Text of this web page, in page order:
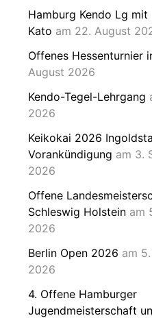
Hamburg Kendo Lg mit
Kato am 22. August
Offenes Hessenturnier
August 2026
Kendo-Tegel-Lehrgang
2026
Keikokai 2026
Vorankündigung am 3.
2026
Offene
Schleswig Holstein am
2026
Berlin Open 2026 am
2026
4. Offene Hamburger
Jugendmeisterschaft